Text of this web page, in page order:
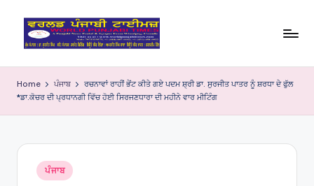
o
rl
Home ਪੰਜਾਬ
ਰਚਨਾਵਾਂ ਰਾਹੀਂ ਭੇਂਟ ਕੀਤੇ ਗਏ ਪਦਮ ਸ਼੍ਰੀ ਡਾ. ਸੁਰਜੀਤ ਪਾਤਰ ਨੂੰ ਸ਼ਰਧਾ ਦੇ ਫੁੱਲ
*ਡਾ.ਕੋਚਰ ਦੀ ਪ੍ਰਧਾਨਗੀ ਵਿੱਚ ਹੋਈ ਸਿਰਜਣਧਾਰਾ ਦੀ ਮਹੀਨੇ ਵਾਰ ਮੀਟਿੰਗ
Posted
in
ਪੰਜਾਬ